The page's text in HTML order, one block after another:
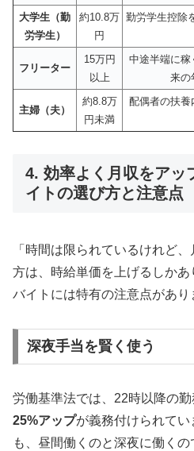
大学生（勤
労学生）
約10.8万
円
勤労学生控除
フリーター
15万円
以上
中途半端に稼
来の
主婦（夫）
約8.8万
円未満
配偶者の扶養
4. 効率よく月収をアッ
イトの選び方と注意点
「時間は限られているけれど
方は、時給単価を上げるしか
バイトには特有の注意点があり
深夜手当を賢く使う
労働基準法では、22時以降の勤
25%アップが義務付けられて
も、昼間働くのと深夜に働く